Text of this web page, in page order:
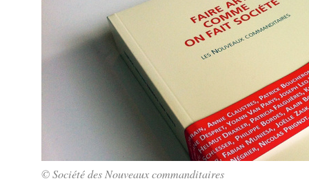
© Société des Nouveaux commanditaires